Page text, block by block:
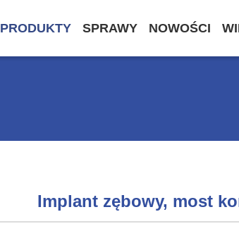
PRODUKTY SPRAWY NOWOŚCI
Implant zębowy, most